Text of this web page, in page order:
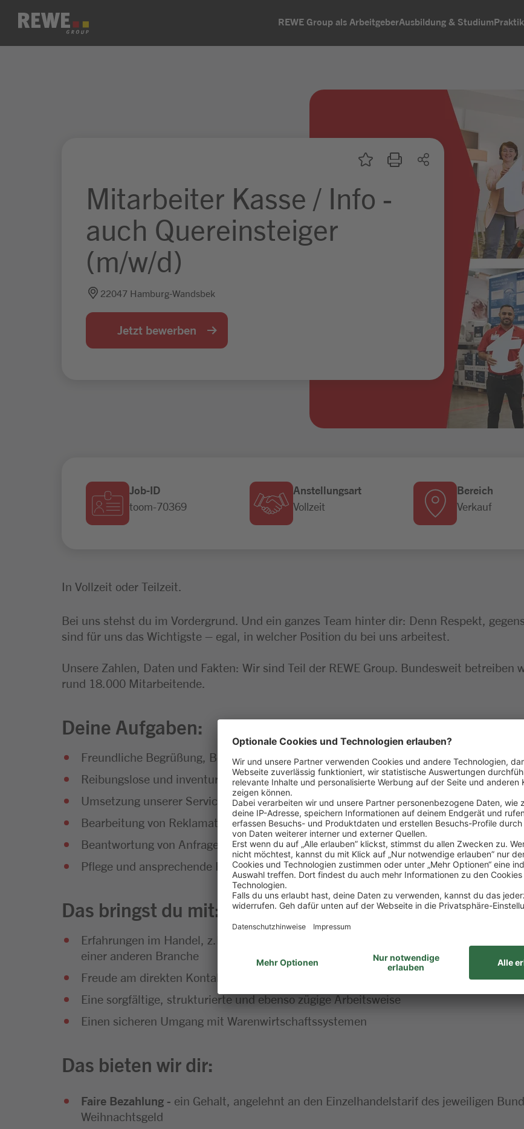
Zum Inhalt springen REWE Group als ArbeitgeberAusbildung & Studium
Mitarbeiter Kasse / Info -
auch Quereinsteiger
(m/w/d)
22047 Hamburg-Wandsbek
Jetzt bewerben
Job-ID
toom-70369
Anstellungsart
Vollzeit
Bereich
Verkauf
In Vollzeit oder Teilzeit.
Bei uns stehst du im Vordergrund. Und ein ganzes Team hinter dir: Denn Respekt,
sind für uns das Wichtigste – egal, in welcher Position du bei uns arbeitest.
Unsere Zahlen, Daten und Fakten: Wir sind Teil der REWE Group. Bundesweit
rund 18.000 Mitarbeitende.
Deine Aufgaben:
Freundliche Begrüßung, Bedienung und Verabschiedung unserer Kund:innen
Reibungslose und inventursichere Abwicklung der Kassiervorgänge und
Umsetzung unserer Serviceleistungen, z.B. Geräte- und Transporterverleih u.
Bearbeitung von Reklamationen, Garantien und Retouren
Beantwortung von Anfragen unserer Kund:innen sowie mögliche Weiterleitung an
Pflege und ansprechende Präsentation des Kassenbereichs sowie Nachräumen von
Das bringst du mit:
Erfahrungen im Handel, z.B. als Kaufmann/Kauffrau im Einzel-/Großhandel (m/w/d),
einer anderen Branche
Freude am direkten Kontakt mit Kund:innen, Lösungsorientierung und
Eine sorgfältige, strukturierte und ebenso zügige Arbeitsweise
Einen sicheren Umgang mit Warenwirtschaftssystemen
Das bieten wir dir:
Faire Bezahlung - ein Gehalt, angelehnt an den Einzelhandelstarif des jeweiligen
Weihnachtsgeld